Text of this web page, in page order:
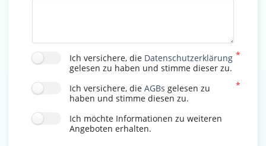
Ich versichere, die Datenschutzerklärung
gelesen zu haben und stimme dieser zu.
Ich versichere, die AGBs gelesen zu
haben und stimme diesen zu.
Ich möchte Informationen zu weiteren
Angeboten erhalten.